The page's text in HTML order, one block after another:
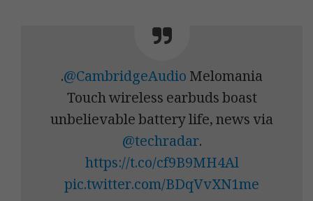
.@CambridgeAudioMelomania
Touch wireless earbuds boast
unbelievable battery life, news via
@techradar.
https://t.co/cf9B9MH4Al
pic.twitter.com/BDqVvXN1me